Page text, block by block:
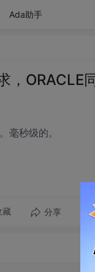
Ada助手
ORACLE
毫秒级的。
藏 分享